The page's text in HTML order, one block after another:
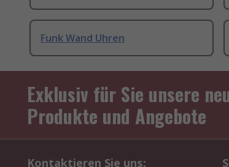
Funk Wand Uhren
Exklusiv für Sie unsere
Produkte und Angebote
Kontaktieren Sie uns: